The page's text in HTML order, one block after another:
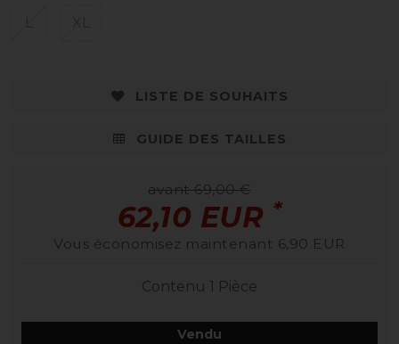
LISTE DE SOUHAITS
GUIDE DES TAILLES
avant 69,00 €
62,10 EUR *
Vous économisez maintenant 6,90 EUR
Contenu 1 Pièce
Vendu